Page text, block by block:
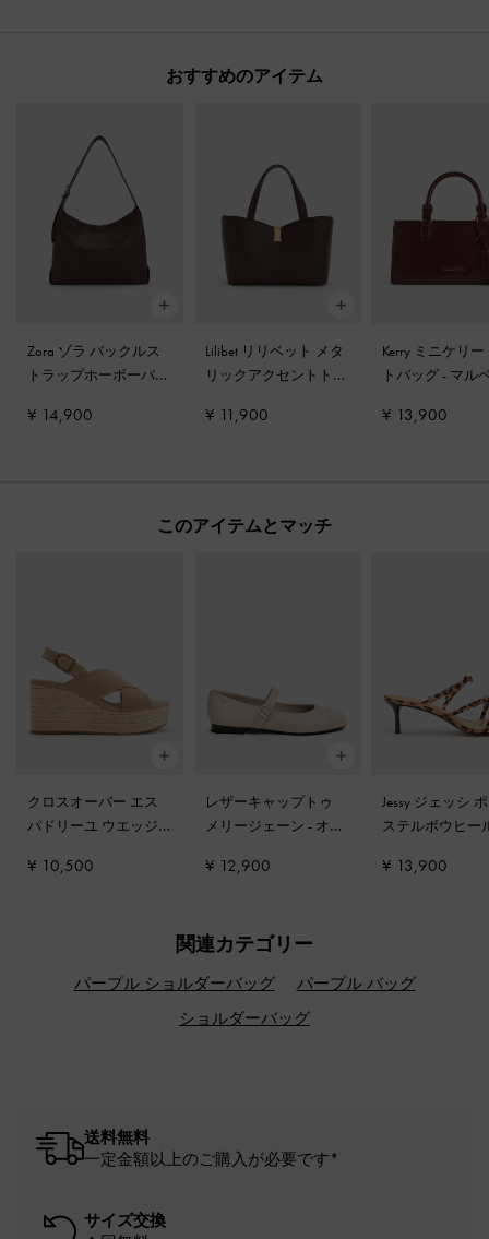
おすすめのアイテム
Zora ゾラ バックルス
トラップホーボーバッ
¥ 14,900
Lilibet リリベット メタ
リックアクセントトー
¥ 11,900
Kerry ミニケリ
トバッグ- マル
¥ 13,900
このアイテムとマッチ
クロスオーバー エス
パドリーユ ウエッジ-
¥ 10,500
レザーキャップトゥ
メリージェーン - オー
¥ 12,900
Jessy ジェッシ
ステルボウヒー
¥ 13,900
関連カテゴリー
パープル ショルダーバッグ
パープル バッグ
ショルダーバッグ
送料無料
一定金額以上のご購入が必要です*
サイズ交換